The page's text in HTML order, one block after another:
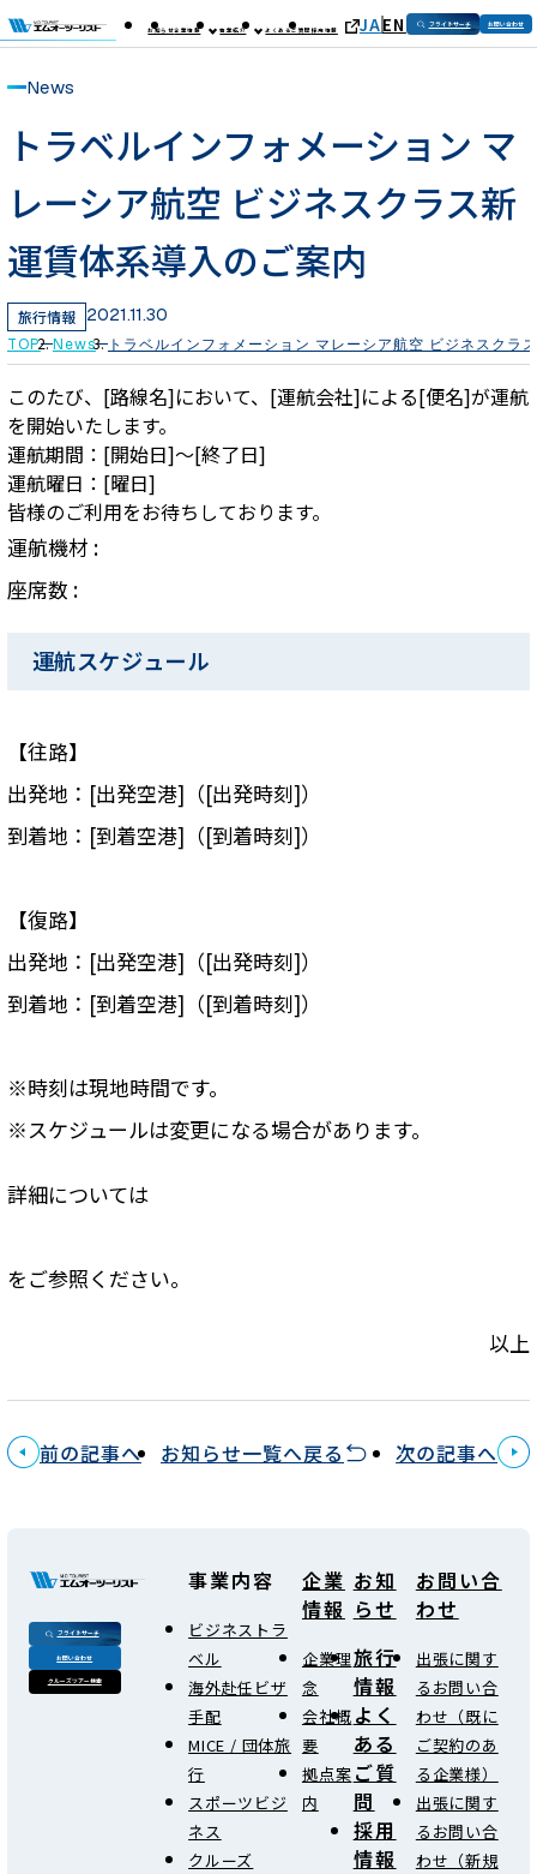
お知らせ企業情報 事業紹介 よくあるご質問採用情報 JAEN フライトサーチ お問い合わせ
News
トラベルインフォメーション マ
レーシア航空 ビジネスクラス新
運賃体系導入のご案内
旅行情報 2021.11.30
TOP News トラベルインフォメーション マレーシア航空 ビジネスクラ
このたび、[路線名]において、[運航会社]による[便名]が運航
を開始いたします。
運航期間：[開始日]～[終了日]
運航曜日：[曜日]
皆様のご利用をお待ちしております。
運航機材 :
座席数 :
運航スケジュール
【往路】
出発地：[出発空港]（[出発時刻]）
到着地：[到着空港]（[到着時刻]）
【復路】
出発地：[出発空港]（[出発時刻]）
到着地：[到着空港]（[到着時刻]）
※時刻は現地時間です。
※スケジュールは変更になる場合があります。
詳細については
をご参照ください。
以上
前の記事へ お知らせ一覧へ戻る 次の記事へ
フライトサーチ
お問い合わせ
クルーズツアー検索
事業内容
ビジネストラ
ベル
海外赴任ビザ
手配
MICE / 団体旅
行
スポーツビジ
ネス
クルーズ
企業
情報
企業理
念
会社概
要
拠点案
内
お知
らせ
旅行
情報
よく
ある
ご質
問
採用
情報
お問い合
わせ
出張に関す
るお問い合
わせ（既に
ご契約のあ
る企業様）
出張に関す
るお問い合
わせ（新規